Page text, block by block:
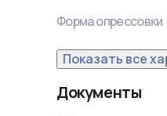
Форма опрессовки
Показать все
Документы